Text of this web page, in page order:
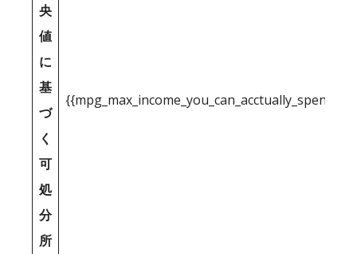
央
値
に
基
づ
く
可
処
分
所